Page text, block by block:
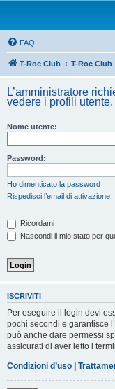
FAQ
T-Roc Club T-Roc Club
L’amministratore
vedere i profili utente.
Nome utente:
Password:
Ho dimenticato la password
Rispedisci l’email di attivazione
Ricordami
Nascondi il mio stato per
ISCRIVITI
Per eseguire il login devi
pochi secondi e garantisce
può anche dare permessi
assicurati di aver letto i
Condizioni d’uso |